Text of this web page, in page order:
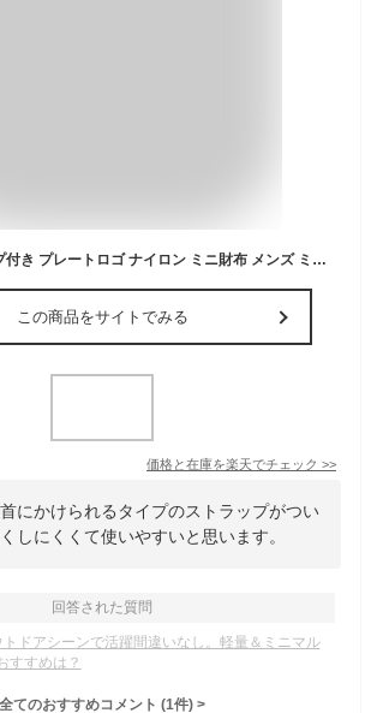
送料無料 ストラップ付き プレートロゴ ナイロン ミニ財布 メンズ ミニウォレット 三つ折り財布 サイフ カード入れ ネックストラップ 首下げ 紐付き 小さめ コンパクト おしゃれ 子供 キッズ ジュニア 男の子 男子 メール便
この商品をサイトでみる
価格と在庫を楽天でチェック >>
にかけられるタイプのストラップがつい
しにくくて使いやすいと思います。
回答された質問
トドアシーンで活躍間違いなし。軽量＆ミニマル
すすめは？
全てのおすすめコメント (1件) >